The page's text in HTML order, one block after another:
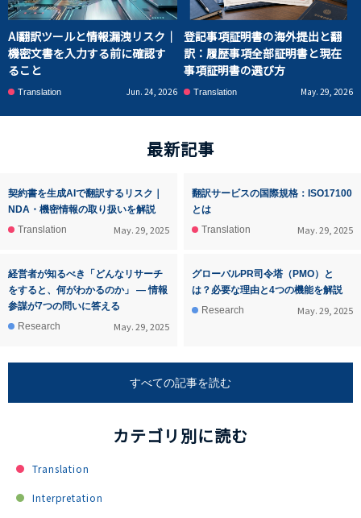
AI翻訳ツールと情報漏洩リスク｜
機密文書を入力する前に確認す
ること
Translation Jun. 24, 2026
登記事項証明書の海外提出と翻
訳：履歴事項全部証明書と現在
事項証明書の選び方
Translation May. 29, 2026
最新記事
契約書を生成AIで翻訳するリスク｜
NDA・機密情報の取り扱いを解説
Translation
May. 29, 2025
翻訳サービスの国際規格：ISO17100
とは
Translation
May. 29, 2025
経営者が知るべき「どんなリサーチ
をすると、何がわかるのか」 ― 情報
参謀が7つの問いに答える
Research
May. 29, 2025
グローバルPR司令塔（PMO）と
は？必要な理由と4つの機能を解説
Research
May. 29, 2025
すべての記事を読む
カテゴリ別に読む
Translation
Interpretation